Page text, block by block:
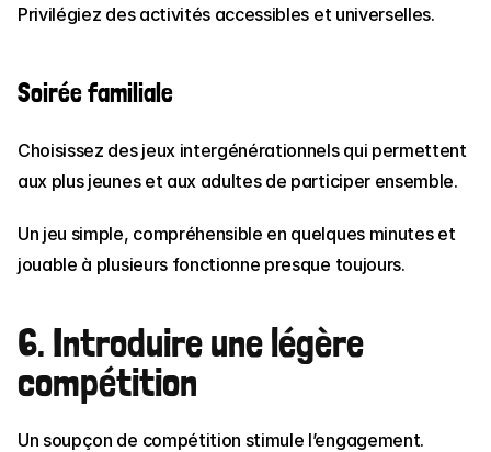
Privilégiez des activités accessibles et universelles.
Soirée familiale
Choisissez des jeux intergénérationnels qui permettent
aux plus jeunes et aux adultes de participer ensemble.
Un jeu simple, compréhensible en quelques minutes et
jouable à plusieurs fonctionne presque toujours.
6. Introduire une légère
compétition
Un soupçon de compétition stimule l’engagement.